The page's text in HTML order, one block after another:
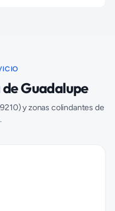
Guadalupe
) y zonas colindantes de
.